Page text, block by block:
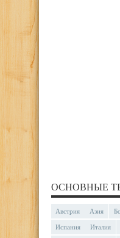
ОСНОВНЫЕ
Австрия Азия
Испания Италия